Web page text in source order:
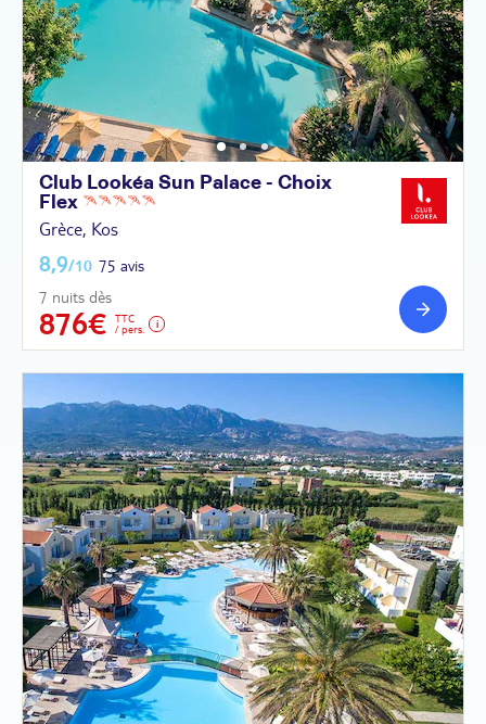
Club Lookéa Sun Palace - Choix
Flex
Grèce, Kos
8,9/10 75 avis
7 nuits dès
876€
TTC
/ pers.